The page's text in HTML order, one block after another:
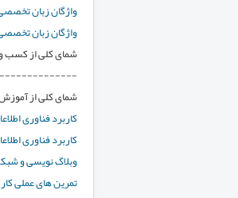
واژگان
واژگان
شمای کلی از کسب و
شمای کلی از
کاربرد
کاربرد
وبلاگ
تمرین های عملی